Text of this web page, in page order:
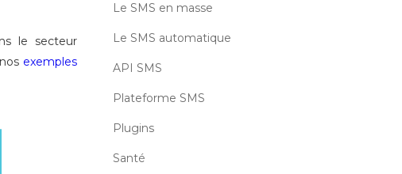
le secteur
exemples
Le SMS en masse
Le SMS automatique
API SMS
Plateforme SMS
Plugins
Santé